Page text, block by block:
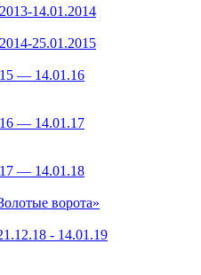
14.01.2014
25.01.2015
— 14.01.16
— 14.01.17
— 14.01.18
ворота»
- 14.01.19